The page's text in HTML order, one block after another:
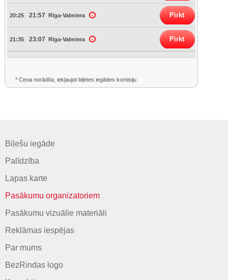
20:25 21:57 Rīga-Valmiera Pirkt
21:35 23:07 Rīga-Valmiera Pirkt
* Cena norādīta, iekļaujot biļetes iegādes komisiju
Biļešu iegāde
Palīdzība
Lapas karte
Pasākumu organizatoriem
Pasākumu vizuālie materiāli
Reklāmas iespējas
Par mums
BezRindas logo